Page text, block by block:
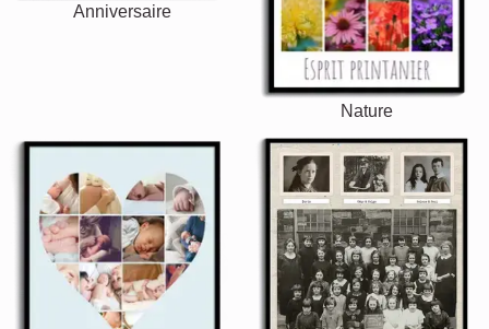
Anniversaire
Nature